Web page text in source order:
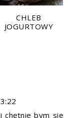
CHLEB
JOGURTOWY
chętnie bym się